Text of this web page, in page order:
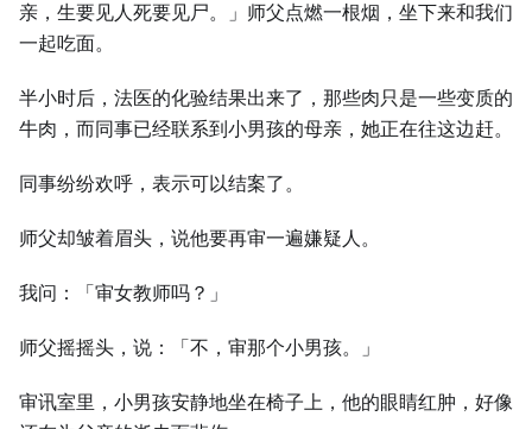
亲，生要见人死要见尸。」师父点燃一根烟，坐下来和我们
一起吃面。
半小时后，法医的化验结果出来了，那些肉只是一些变质的
牛肉，而同事已经联系到小男孩的母亲，她正在往这边赶。
同事纷纷欢呼，表示可以结案了。
师父却皱着眉头，说他要再审一遍嫌疑人。
我问：「审女教师吗？」
师父摇摇头，说：「不，审那个小男孩。」
审讯室里，小男孩安静地坐在椅子上，他的眼睛红肿，好像